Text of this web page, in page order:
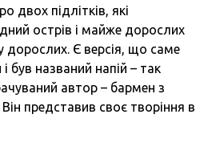
двох підлітків, які
острів і майже дорослих
дорослих. Є версія, що саме
і був названий напій – так
автор – бармен з
представив своє творіння в